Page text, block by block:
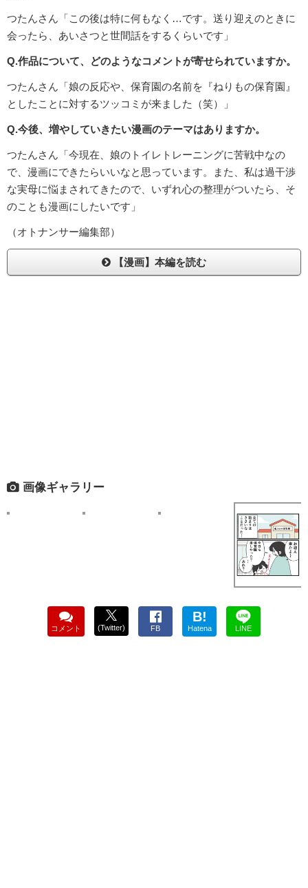
つたんさん「この後は特に何もなく…です。送り迎えのときに
会ったら、あいさつと世間話をするくらいです」
Q.作品について、どのようなコメントが寄せられていますか。
つたんさん「娘の反応や、保育園の名前を『ねりもの保育園』
としたことに対するツッコミが来ました（笑）」
Q.今後、増やしていきたい漫画のテーマはありますか。
つたんさん「今現在、娘のトイレトレーニングに苦戦中なの
で、漫画にできたらいいなと思っています。また、私は過干渉
な実母に悩まされてきたので、いずれ心の整理がついたら、そ
のことも漫画にしたいです」
（オトナンサー編集部）
【漫画】本編を読む
画像ギャラリー
コメント (Twitter) FB
B!
Hatena LINE